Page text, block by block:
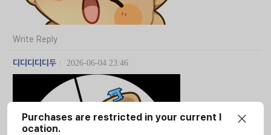
Write Reply
디디디디디두 2026-06-04 23:46
Purchases are restricted in your current l
ocation.